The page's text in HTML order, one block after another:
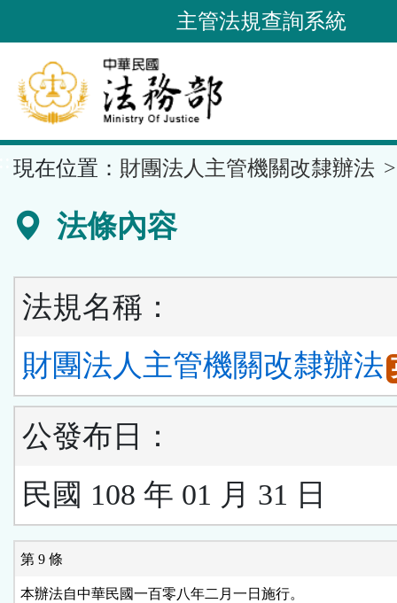
到
要
內
容
區
主管法規查詢系統
現在位置： 財團法人主管機關改隸辦法
法條內容
法規名稱：
財團法人主管機關改隸辦法
公發布日：
民國 108 年 01 月 31 日
第 9 條
本辦法自中華民國一百零八年二月一日施行。